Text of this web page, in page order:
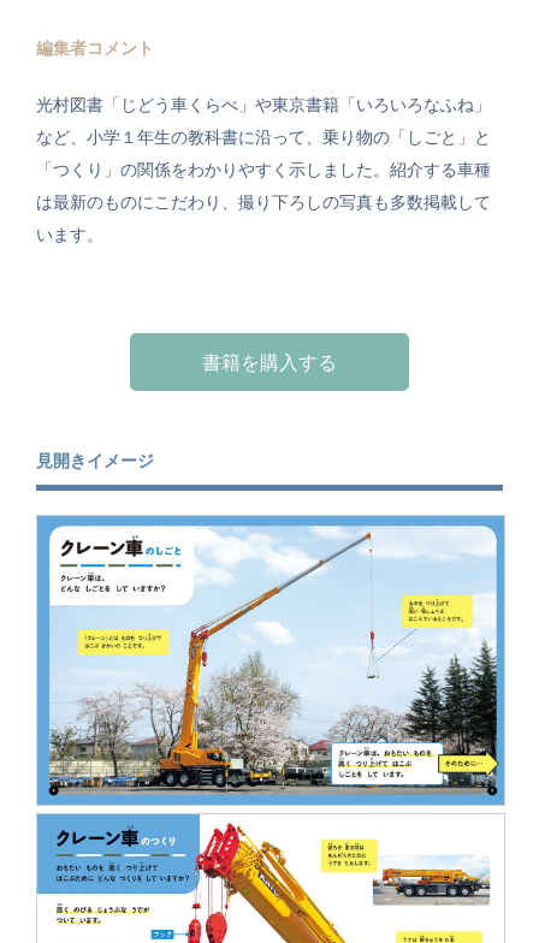
編集者コメント
光村図書「じどう車くらべ」や東京書籍「いろいろなふね」
など、小学１年生の教科書に沿って、乗り物の「しごと」と
「つくり」の関係をわかりやすく示しました。紹介する車種
は最新のものにこだわり、撮り下ろしの写真も多数掲載して
います。
書籍を購入する
見開きイメージ